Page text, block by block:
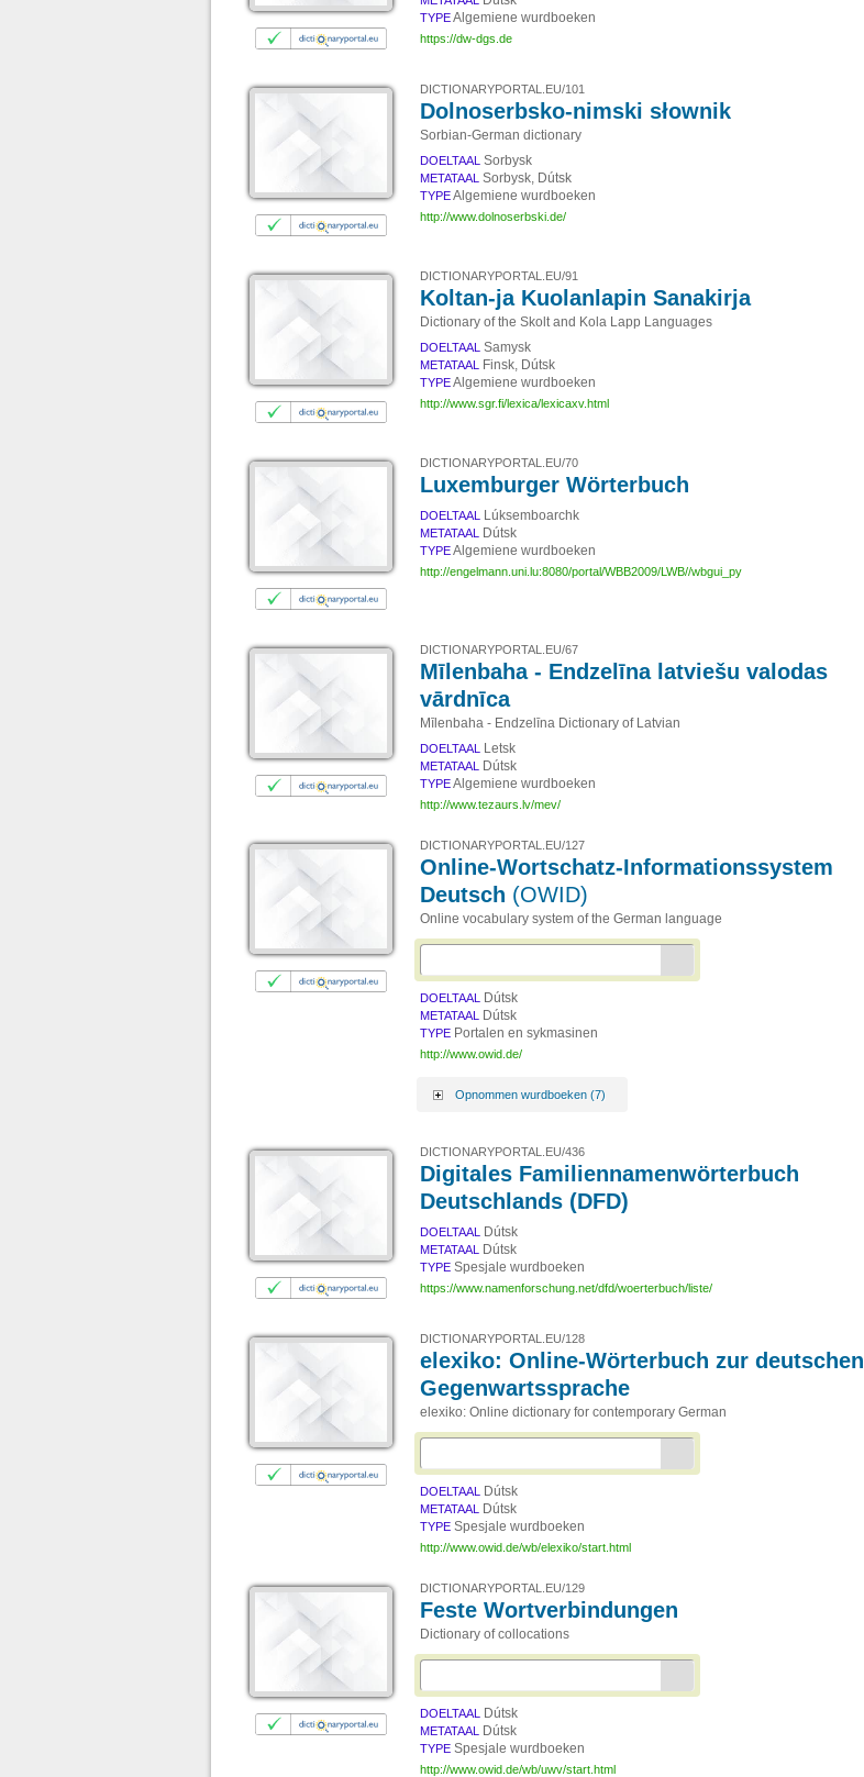
TYPEAlgemiene wurdboeken
https://dw-dgs.de
DICTIONARYPORTAL.EU/101
Dolnoserbsko-nimski słownik
Sorbian-German dictionary
DOELTAAL Sorbysk
METATAAL Sorbysk, Dútsk
TYPEAlgemiene wurdboeken
http://www.dolnoserbski.de/
DICTIONARYPORTAL.EU/91
Koltan-ja Kuolanlapin Sanakirja
Dictionary of the Skolt and Kola Lapp Languages
DOELTAAL Samysk
METATAAL Finsk, Dútsk
TYPEAlgemiene wurdboeken
http://www.sgr.fi/lexica/lexicaxv.html
DICTIONARYPORTAL.EU/70
Luxemburger Wörterbuch
DOELTAAL Lúksemboarchk
METATAAL Dútsk
TYPEAlgemiene wurdboeken
http://engelmann.uni.lu:8080/portal/WBB2009/LWB//wbgui_py
DICTIONARYPORTAL.EU/67
Mīlenbaha - Endzelīna latviešu valodas
vārdnīca
Mīlenbaha - Endzelīna Dictionary of Latvian
DOELTAAL Letsk
METATAAL Dútsk
TYPEAlgemiene wurdboeken
http://www.tezaurs.lv/mev/
DICTIONARYPORTAL.EU/127
Online-Wortschatz-Informationssystem
Deutsch (OWID)
Online vocabulary system of the German language
DOELTAAL Dútsk
METATAAL Dútsk
TYPE Portalen en sykmasinen
http://www.owid.de/
Opnommen wurdboeken (7)
DICTIONARYPORTAL.EU/436
Digitales Familiennamenwörterbuch
Deutschlands (DFD)
DOELTAAL Dútsk
METATAAL Dútsk
TYPE Spesjale wurdboeken
https://www.namenforschung.net/dfd/woerterbuch/liste/
DICTIONARYPORTAL.EU/128
elexiko: Online-Wörterbuch zur deutschen
Gegenwartssprache
elexiko: Online dictionary for contemporary German
DOELTAAL Dútsk
METATAAL Dútsk
TYPE Spesjale wurdboeken
http://www.owid.de/wb/elexiko/start.html
DICTIONARYPORTAL.EU/129
Feste Wortverbindungen
Dictionary of collocations
DOELTAAL Dútsk
METATAAL Dútsk
TYPE Spesjale wurdboeken
http://www.owid.de/wb/uwv/start.html